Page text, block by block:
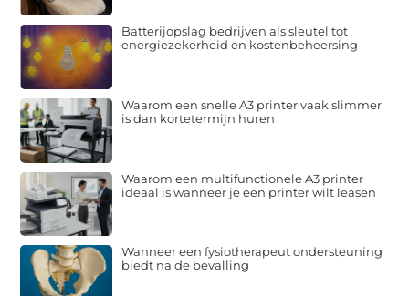
Batterijopslag bedrijven als sleutel tot
energiezekerheid en kostenbeheersing
Waarom een snelle A3 printer vaak slimmer
is dan kortetermijn huren
Waarom een multifunctionele A3 printer
ideaal is wanneer je een printer wilt leasen
Wanneer een fysiotherapeut ondersteuning
biedt na de bevalling